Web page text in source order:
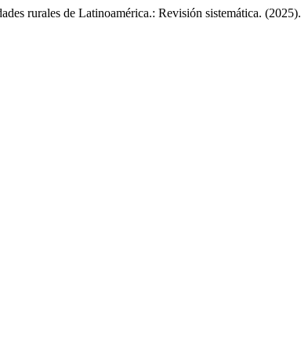
rurales de Latinoamérica.: Revisión sistemática. (2025).